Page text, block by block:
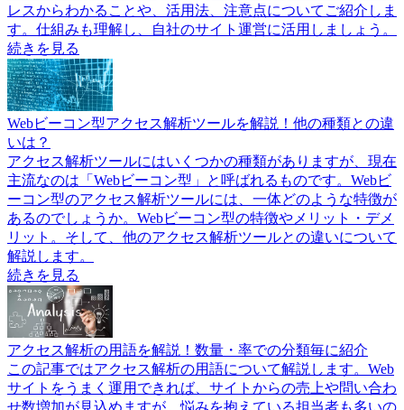
レスからわかることや、活用法、注意点についてご紹介しま
す。仕組みも理解し、自社のサイト運営に活用しましょう。
続きを見る
Webビーコン型アクセス解析ツールを解説！他の種類との違
いは？
アクセス解析ツールにはいくつかの種類がありますが、現在
主流なのは「Webビーコン型」と呼ばれるものです。Webビ
ーコン型のアクセス解析ツールには、一体どのような特徴が
あるのでしょうか。Webビーコン型の特徴やメリット・デメ
リット。そして、他のアクセス解析ツールとの違いについて
解説します。
続きを見る
アクセス解析の用語を解説！数量・率での分類毎に紹介
この記事ではアクセス解析の用語について解説します。Web
サイトをうまく運用できれば、サイトからの売上や問い合わ
せ数増加が見込めますが、悩みを抱えている担当者も多いの